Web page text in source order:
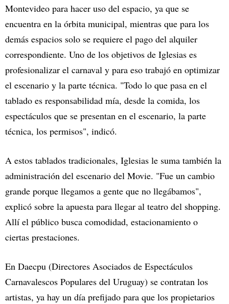
Montevideo para hacer uso del espacio, ya que se
encuentra en la órbita municipal, mientras que para los
demás espacios solo se requiere el pago del alquiler
correspondiente. Uno de los objetivos de Iglesias es
profesionalizar el carnaval y para eso trabajó en optimizar
el escenario y la parte técnica. "Todo lo que pasa en el
tablado es responsabilidad mía, desde la comida, los
espectáculos que se presentan en el escenario, la parte
técnica, los permisos", indicó.
A estos tablados tradicionales, Iglesias le suma también la
administración del escenario del Movie. "Fue un cambio
grande porque llegamos a gente que no llegábamos",
explicó sobre la apuesta para llegar al teatro del shopping.
Allí el público busca comodidad, estacionamiento o
ciertas prestaciones.
En Daecpu (Directores Asociados de Espectáculos
Carnavalescos Populares del Uruguay) se contratan los
artistas, ya hay un día prefijado para que los propietarios